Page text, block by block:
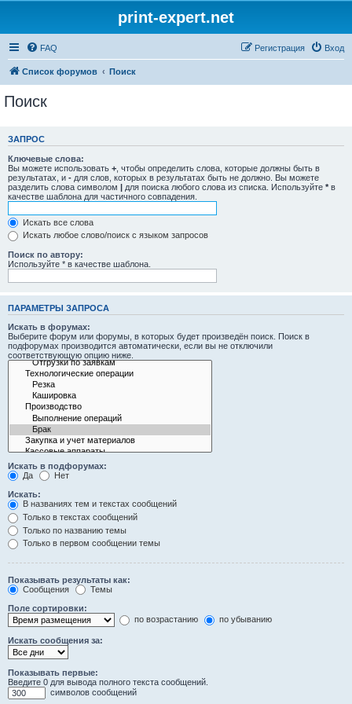
print-expert.net
FAQ Вход
Регистрация
Список форумов Поиск
Поиск
ЗАПРОС
Ключевые слова:
Вы можете использовать + , чтобы определить слова, которые должны быть в
результатах, и - для слов, которых в результатах быть не должно. Вы можете
разделить слова символом | для поиска любого слова из списка. Используйте * в
качестве шаблона для частичного совпадения.
Искать все слова
Искать любое слово/поиск с языком запросов
Поиск по автору:
Используйте * в качестве шаблона.
ПАРАМЕТРЫ ЗАПРОСА
Искать в форумах:
Выберите форум или форумы, в которых будет произведён поиск. Поиск в
подфорумах производится автоматически, если вы не отключили
соответствующую опцию ниже.
Искать в подфорумах:
Да
Нет
Искать:
В названиях тем и текстах сообщений
Только в текстах сообщений
Только по названию темы
Только в первом сообщении темы
Показывать результаты как:
Сообщения
Темы
Поле сортировки:
по возрастанию
по убыванию
Искать сообщения за:
Показывать первые:
Введите 0 для вывода полного текста сообщений.
символов сообщений